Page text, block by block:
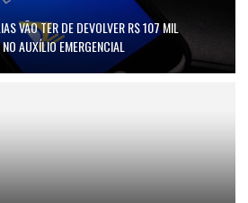
VÃO TER DE DEVOLVER R$ 107 MIL
AUXÍLIO EMERGENCIAL